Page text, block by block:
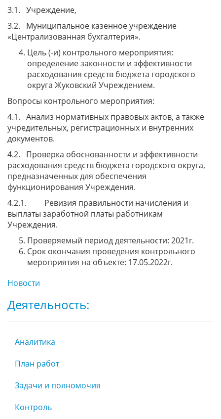
3.1. Учреждение,
3.2. Муниципальное казенное учреждение
«Централизованная бухгалтерия».
Цель (-и) контрольного мероприятия:
определение законности и эффективности
расходования средств бюджета городского
округа Жуковский Учреждением.
Вопросы контрольного мероприятия:
4.1. Анализ нормативных правовых актов, а также
учредительных, регистрационных и внутренних
документов.
4.2. Проверка обоснованности и эффективности
расходования средств бюджета городского округа,
предназначенных для обеспечения
функционирования Учреждения.
4.2.1. Ревизия правильности начисления и
выплаты заработной платы работникам
Учреждения.
Проверяемый период деятельности: 2021г.
Срок окончания проведения контрольного
мероприятия на объекте: 17.05.2022г.
Новости
Деятельность:
Аналитика
План работ
Задачи и полномочия
Контроль